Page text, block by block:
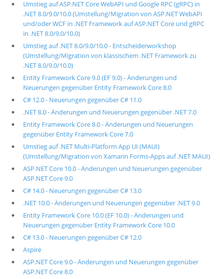
Umstieg auf ASP.NET Core WebAPI und Google RPC (gRPC) in
.NET 8.0/9.0/10.0 (Umstellung/Migration von ASP.NET WebAPI
und/oder WCF in .NET Framework auf ASP.NET Core und gRPC
in .NET 8.0/9.0/10.0)
Umstieg auf .NET 8.0/9.0/10.0 - Entscheiderworkshop
(Umstellung/Migration von klassischem .NET Framework zu
.NET 8.0/9.0/10.0)
Entity Framework Core 9.0 (EF 9.0) - Änderungen und
Neuerungen gegenüber Entity Framework Core 8.0
C# 12.0 - Neuerungen gegenüber C# 11.0
.NET 8.0 - Änderungen und Neuerungen gegenüber .NET 7.0
Entity Framework Core 8.0 - Änderungen und Neuerungen
gegenüber Entity Framework Core 7.0
Umstieg auf .NET Multi-Platform App UI (MAUI)
(Umstellung/Migration von Xamarin Forms-Apps auf .NET MAUI)
ASP.NET Core 10.0 - Änderungen und Neuerungen gegenüber
ASP.NET Core 9.0
C# 14.0 - Neuerungen gegenüber C# 13.0
.NET 10.0 - Änderungen und Neuerungen gegenüber .NET 9.0
Entity Framework Core 10.0 (EF 10.0) - Änderungen und
Neuerungen gegenüber Entity Framework Core 10.0
C# 13.0 - Neuerungen gegenüber C# 12.0
Aspire
ASP.NET Core 9.0 - Änderungen und Neuerungen gegenüber
ASP.NET Core 8.0